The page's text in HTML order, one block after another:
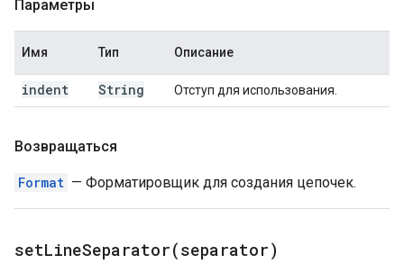
Параметры
Имя Тип Описание
indent String Отступ для использования.
Возвращаться
Format — Форматировщик для создания цепочек.
setLineSeparator(separator)